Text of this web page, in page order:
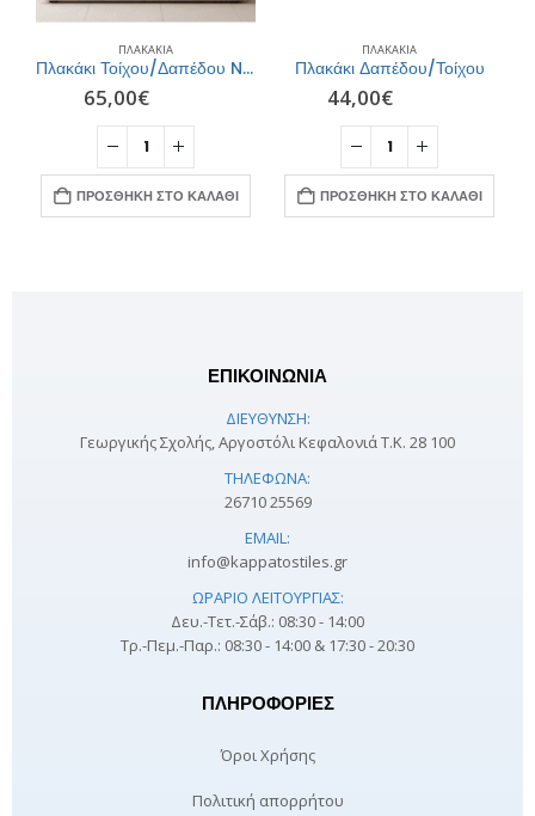
ΠΛΑΚΆΚΙΑ
Πλακάκι Τοίχου/Δαπέδου Nτεκόρ 60Χ120
65,00€
ΠΡΟΣΘΉΚΗ ΣΤΟ ΚΑΛΆΘΙ
ΠΛΑΚΆΚΙΑ
Πλακάκι Δαπέδου/Τοίχου
44,00€
ΠΡΟΣΘΉΚΗ ΣΤΟ ΚΑΛΆΘΙ
ΕΠΙΚΟΙΝΩΝΙΑ
ΔΙΕΎΘΥΝΣΗ:
Γεωργικής Σχολής, Αργοστόλι Κεφαλονιά Τ.Κ. 28 100
ΤΗΛΈΦΩΝΑ:
26710 25569
EMAIL:
info@kappatostiles.gr
ΩΡΆΡΙΟ ΛΕΙΤΟΥΡΓΊΑΣ:
Δευ.-Τετ.-Σάβ.: 08:30 - 14:00
Τρ.-Πεμ.-Παρ.: 08:30 - 14:00 & 17:30 - 20:30
ΠΛΗΡΟΦΟΡΊΕΣ
Όροι Χρήσης
Πολιτική απορρήτου